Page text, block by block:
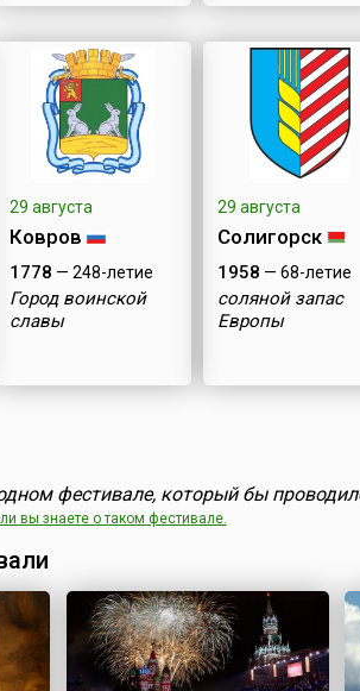
29 августа
Ковров
1778 — 248-летие
Город воинской
славы
29 августа
Солигорск
1958 — 68-летие
соляной запас
Европы
фестивале, который бы
вы знаете о таком фестивале.